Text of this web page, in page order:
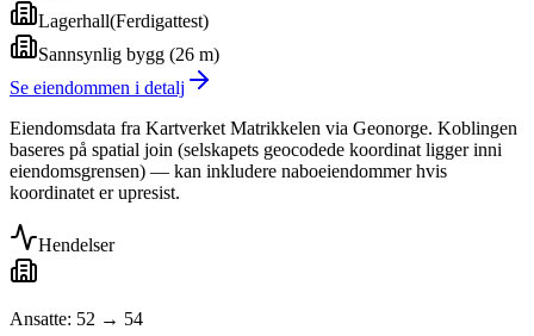
Lagerhall(Ferdigattest)
Sannsynlig bygg (26 m)
Se eiendommen i detalj
Eiendomsdata fra Kartverket Matrikkelen via Geonorge. Koblingen
baseres på spatial join (selskapets geocodede koordinat ligger inni
eiendomsgrensen) — kan inkludere naboeiendommer hvis
koordinatet er upresist.
Hendelser
Ansatte: 52 → 54